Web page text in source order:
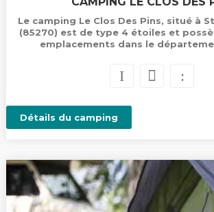
Le camping Le Clos Des Pins, situé à
(85270) est de type 4 étoiles et
emplacements dans le
Détails du camping